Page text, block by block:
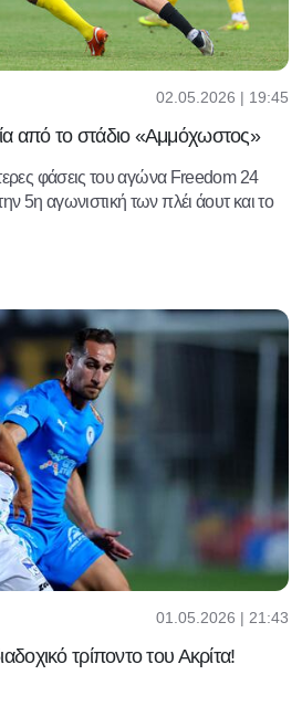
02.05.2026 | 19:45
από το στάδιο «Αμμόχωστος»
φάσεις του αγώνα Freedom 24
5η αγωνιστική των πλέι άουτ και το
01.05.2026 | 21:43
τρίποντο του Ακρίτα!